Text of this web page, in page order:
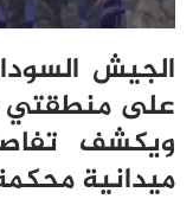
الجيش
على منطقتي
ويكشف
ميدانية